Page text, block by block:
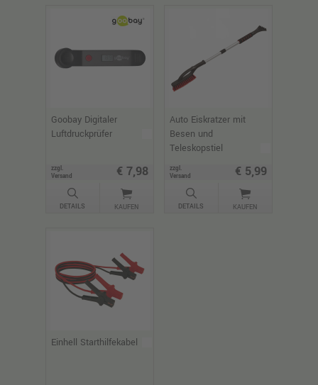
Goobay Digitaler
Luftdruckprüfer
zzgl.
Versand
€ 7,98
DETAILS KAUFEN
Auto Eiskratzer mit
Besen und
Teleskopstiel
zzgl.
Versand
€ 5,99
DETAILS KAUFEN
Einhell Starthilfekabel